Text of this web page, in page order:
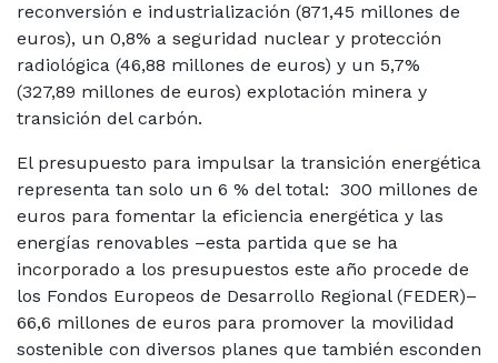
reconversión e industrialización (871,45 millones de
euros), un 0,8% a seguridad nuclear y protección
radiológica (46,88 millones de euros) y un 5,7%
(327,89 millones de euros) explotación minera y
transición del carbón.
El presupuesto para impulsar la transición energética
representa tan solo un 6 % del total: 300 millones de
euros para fomentar la eficiencia energética y las
energías renovables –esta partida que se ha
incorporado a los presupuestos este año procede de
los Fondos Europeos de Desarrollo Regional (FEDER)–
66,6 millones de euros para promover la movilidad
sostenible con diversos planes que también esconden